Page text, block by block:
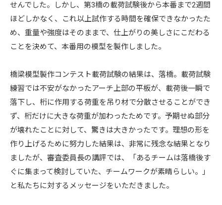
せんでした。しかし、第3橋の載荷試験後から本番まで2週間
ほどしかなく、これ以上試作する時間を確保できなかったた
め、重量や強度はそのままで、仕上がりの美しさにこだわる
ことを決めて、本番用の模型を製作しました。
橋梁模型製作コンテスト載荷試験の結果は、落橋。載荷試験
練習では不安がなかったアーチ上部の平板が、載荷後一瞬で
落下し、桁に作用する荷重を吊り材で分散させることができ
ず、桁だけに大きな荷重が加わったためです。予期せぬ部分
が壊れたことに対して、驚きは大きかったです。理想の形を
作り上げるために努力した結果は、非常に残念な結果となり
ましたが、審査委員長の講評では、「あるチームは落橋後す
ぐに集まって検討していた、チームワークが素晴らしい。」
と私たちに対するメッセージをいただきました。